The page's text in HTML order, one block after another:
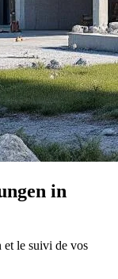
in
le suivi de vos